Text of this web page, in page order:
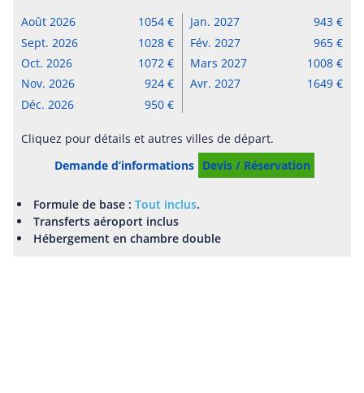
Demande d’informations Devis / Réservation
Août 2026
1054
Sept. 2026
1028
Oct. 2026
1072
Nov. 2026
924
Déc. 2026
950
Jan. 2027
943
Fév. 2027
965
Mars 2027
1008
Avr. 2027
1649
Cliquez pour détails et autres villes de départ.
Formule de base :Tout inclus.
Transferts aéroport inclus
Hébergement en chambre double